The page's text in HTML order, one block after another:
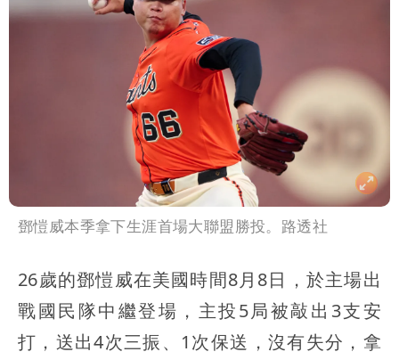
鄧愷威本季拿下生涯首場大聯盟勝投。路透社
26歲的鄧愷威在美國時間8月8日，於主場出
戰國民隊中繼登場，主投5局被敲出3支安
打，送出4次三振、1次保送，沒有失分，拿